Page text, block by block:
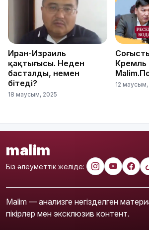
Иран-Израиль
қақтығысы. Неден
басталды, немен
бітеді?
18 маусым, 2025
Кремль
12 маусым,
malim
Біз әлеуметтік желіде:
Malim — анализге негізделген
пікірлер мен эксклюзив контент.